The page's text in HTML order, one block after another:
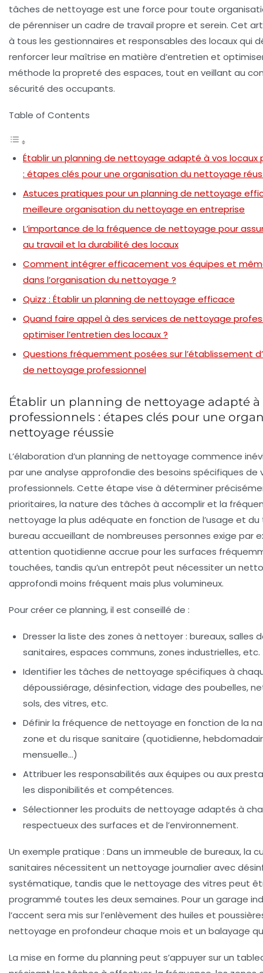
tâches de nettoyage est une force pour toute
de pérenniser un cadre de travail propre et serein. Cet
à tous les gestionnaires et responsables des locaux qui
renforcer leur maîtrise en matière d’entretien et
méthode la propreté des espaces, tout en veillant au
sécurité des occupants.
Table of Contents
Établir un planning de nettoyage adapté à vos locaux
: étapes clés pour une organisation du nettoyage
Astuces pratiques pour un planning de nettoyage
meilleure organisation du nettoyage en entreprise
L’importance de la fréquence de nettoyage pour
au travail et la durabilité des locaux
Comment intégrer efficacement vos équipes et
dans l’organisation du nettoyage ?
Quizz : Établir un planning de nettoyage efficace
Quand faire appel à des services de nettoyage
optimiser l’entretien des locaux ?
Questions fréquemment posées sur l’établissement
de nettoyage professionnel
Établir un planning de nettoyage adapté à
professionnels : étapes clés pour une
nettoyage réussie
L’élaboration d’un planning de nettoyage commence
par une analyse approfondie des besoins spécifiques de
professionnels. Cette étape vise à déterminer
prioritaires, la nature des tâches à accomplir et la
nettoyage la plus adéquate en fonction de l’usage et du
bureau accueillant de nombreuses personnes exige par
attention quotidienne accrue pour les surfaces
touchées, tandis qu’un entrepôt peut nécessiter un
approfondi moins fréquent mais plus volumineux.
Pour créer ce planning, il est conseillé de :
Dresser la liste des zones à nettoyer: bureaux, salles
sanitaires, espaces communs, zones industrielles, etc.
Identifier les tâches de nettoyage spécifiques à
dépoussiérage, désinfection, vidage des poubelles,
sols, des vitres, etc.
Définir la fréquence de nettoyage en fonction de la
zone et du risque sanitaire (quotidienne,
mensuelle…)
Attribuer les responsabilités aux équipes ou aux
les disponibilités et compétences.
Sélectionner les produits de nettoyage adaptés à
respectueux des surfaces et de l’environnement.
Un exemple pratique : Dans un immeuble de bureaux, la
sanitaires nécessitent un nettoyage journalier avec
systématique, tandis que le nettoyage des vitres peut
programmé toutes les deux semaines. Pour un garage
l’accent sera mis sur l’enlèvement des huiles et
nettoyage en profondeur chaque mois et un balayage
La mise en forme du planning peut s’appuyer sur un